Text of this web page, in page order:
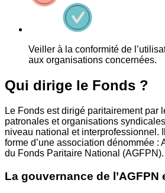
Veiller à la conformité de
aux organisations concernées.
Qui dirige le Fonds ?
Le Fonds est dirigé paritairement par
patronales et organisations
niveau national et interprofessionnel.
forme d’une association dénommée :
du Fonds Paritaire National (AGFPN).
La gouvernance de l’AGFPN